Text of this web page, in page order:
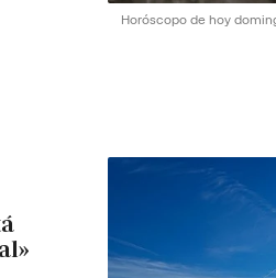
Horóscopo de hoy